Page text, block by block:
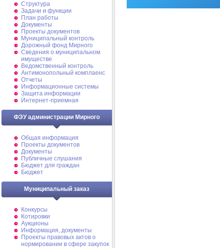
Структура
Задачи и функции
План работы
Документы
Проекты документов
Муниципальный контроль
Дорожный фонд Мирного
Cведения о муниципальном
имуществе
Ведомственный контроль
Антимонопольный комплаенс
Отчеты
Информационные системы
Защита информации
Интернет-приемная
ФЭУ администрации Мирного
Общая информация
Проекты документов
Документы
Публичные слушания
Бюджет для граждан
Бюджет
Муниципальный заказ
Конкурсы
Котировки
Аукционы
Информация, документы
Проекты правовых актов о
нормировании в сфере закупок